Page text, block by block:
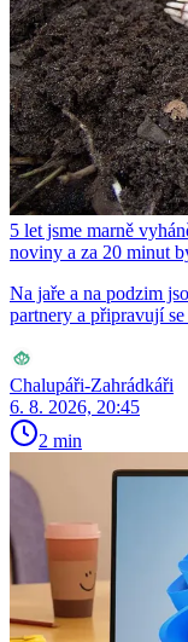
5 let jsme marně
noviny a za 20 minut
Na jaře a na podzim
partnery a připravují
Chalupáři-Zahrádkáři
6. 8. 2026, 20:45
2 min